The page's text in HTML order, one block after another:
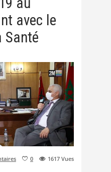
avec le
Santé
0 1617 Vues